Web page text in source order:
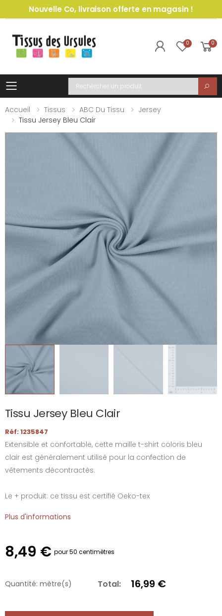
Nouvelle Co, livraison offerte en magasin !
0 0
Toggle mobile menu
Recherche
Accueil
Tissus ABC Du Tissu
Jersey
Tissu Jersey Bleu Clair
Tissu Jersey Bleu Clair
Réf: 1235847
Extensible et confortable, cette maille t-shirt coloris bleu
clair est généralement utilisé pour la confection de
vêtements décontractés.
Le + produit: ce tissu est certifié Oeko-tex
Plus d'informations
8,49 € pour 50 centimètres
Quantité: mètre(s) Total: 16,99 €